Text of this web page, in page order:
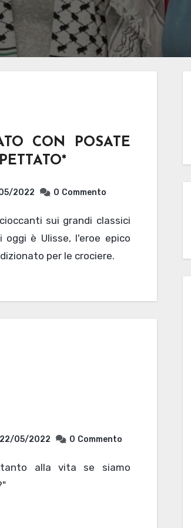
CON POSATE
2022 0 Commento
è Ulisse, l'eroe epico
per le crociere.
22/05/2022 0 Commento